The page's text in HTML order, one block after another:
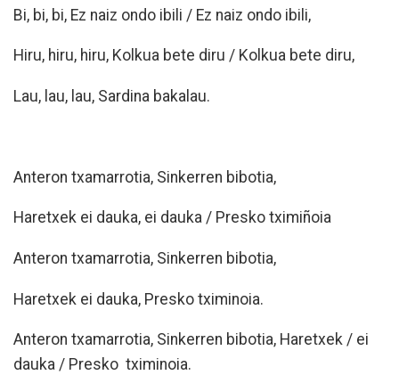
Bi, bi, bi, Ez naiz ondo ibili / Ez naiz ondo ibili,
Hiru, hiru, hiru, Kolkua bete diru / Kolkua bete diru,
Lau, lau, lau, Sardina bakalau.
Anteron txamarrotia, Sinkerren bibotia,
Haretxek ei dauka, ei dauka / Presko tximiñoia
Anteron txamarrotia, Sinkerren bibotia,
Haretxek ei dauka, Presko tximinoia.
Anteron txamarrotia, Sinkerren bibotia, Haretxek / ei
dauka / Presko tximinoia.